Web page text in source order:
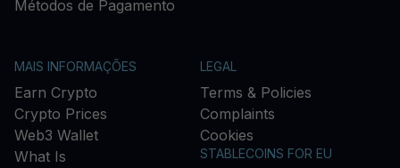
Métodos de Pagamento
MAIS INFORMAÇÕES
Earn Crypto
Crypto Prices
Web3 Wallet
What Is
LEGAL
Terms & Policies
Complaints
Cookies
STABLECOINS FOR EU